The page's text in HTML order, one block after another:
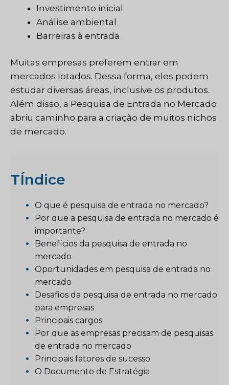
Investimento inicial
Análise ambiental
Barreiras à entrada
Muitas empresas preferem entrar em
mercados lotados. Dessa forma, eles podem
estudar diversas áreas, inclusive os produtos.
Além disso, a Pesquisa de Entrada no Mercado
abriu caminho para a criação de muitos nichos
de mercado.
TÍndice
O que é pesquisa de entrada no mercado?
Por que a pesquisa de entrada no mercado é
importante?
Benefícios da pesquisa de entrada no
mercado
Oportunidades em pesquisa de entrada no
mercado
Desafios da pesquisa de entrada no mercado
para empresas
Principais cargos
Por que as empresas precisam de pesquisas
de entrada no mercado
Principais fatores de sucesso
O Documento de Estratégia